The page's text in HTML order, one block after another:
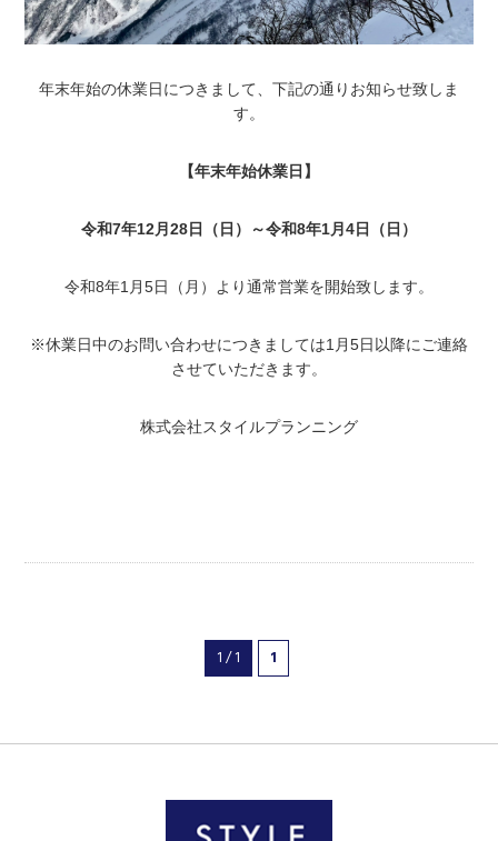
年末年始の休業日につきまして、下記の通りお知らせ致しま
す。
【年末年始休業日】
令和7年12月28日（日）～令和8年1月4日（日）
令和8年1月5日（月）より通常営業を開始致します。
※休業日中のお問い合わせにつきましては1月5日以降にご連絡
させていただきます。
株式会社スタイルプランニング
1 / 1 1